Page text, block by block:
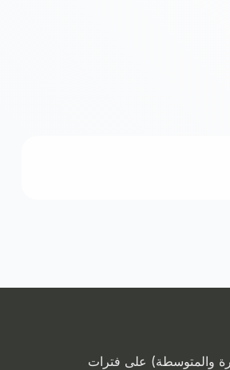
والمتوسطة) على فترات